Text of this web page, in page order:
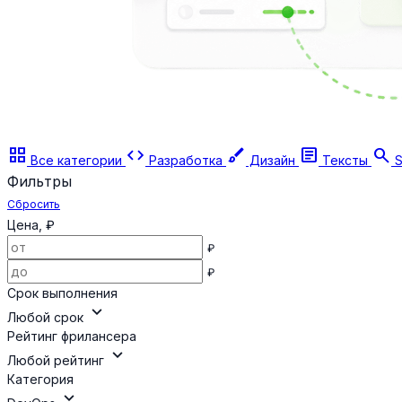
grid_view Все категории code Разработка brush Дизайн article Тексты search
Фильтры
Сбросить
Цена, ₽
₽
₽
Срок выполнения
Любой срок expand_more
Рейтинг фрилансера
Любой рейтинг expand_more
Категория